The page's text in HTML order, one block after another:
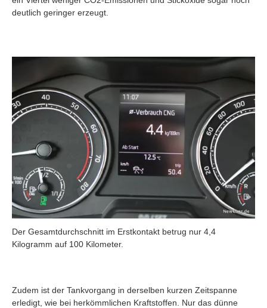
deutlich geringer erzeugt.
Der Gesamtdurchschnitt im Erstkontakt betrug nur 4,4
Kilogramm auf 100 Kilometer.
Zudem ist der Tankvorgang in derselben kurzen Zeitspanne
erledigt, wie bei herkömmlichen Kraftstoffen. Nur das dünne